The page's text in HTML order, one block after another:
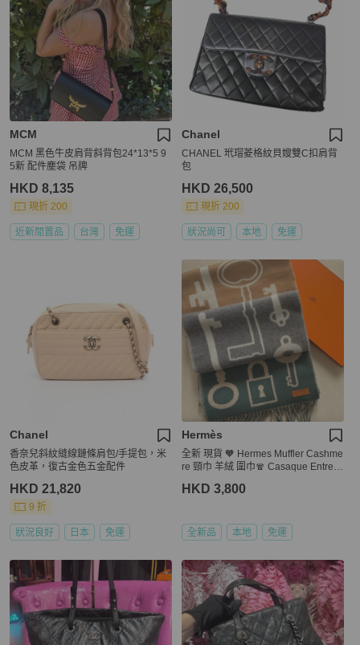
MCM
MCM 黑色牛皮肩背斜背包24*13*5 9
5新 配件塵袋 吊牌
HKD 8,135
現折 200
近新閒置品 台灣 免運
Chanel
CHANEL 玳瑁菱格紋貝嫂雙C扣肩背
包
HKD 26,500
現折 200
狀況尚可 本地 免運
Chanel
香奈兒斜紋縫線鏈條肩包/手提包，米
色皮革，復古金色五金配件
HKD 21,820
9 折
狀況良好 日本 免運
Hermès
全新 現貨 🧡 Hermes Muffler Cashme
re 頸巾 羊絨 圍巾🧣 Casaque Entrela
HKD 3,800
全新品 本地 免運